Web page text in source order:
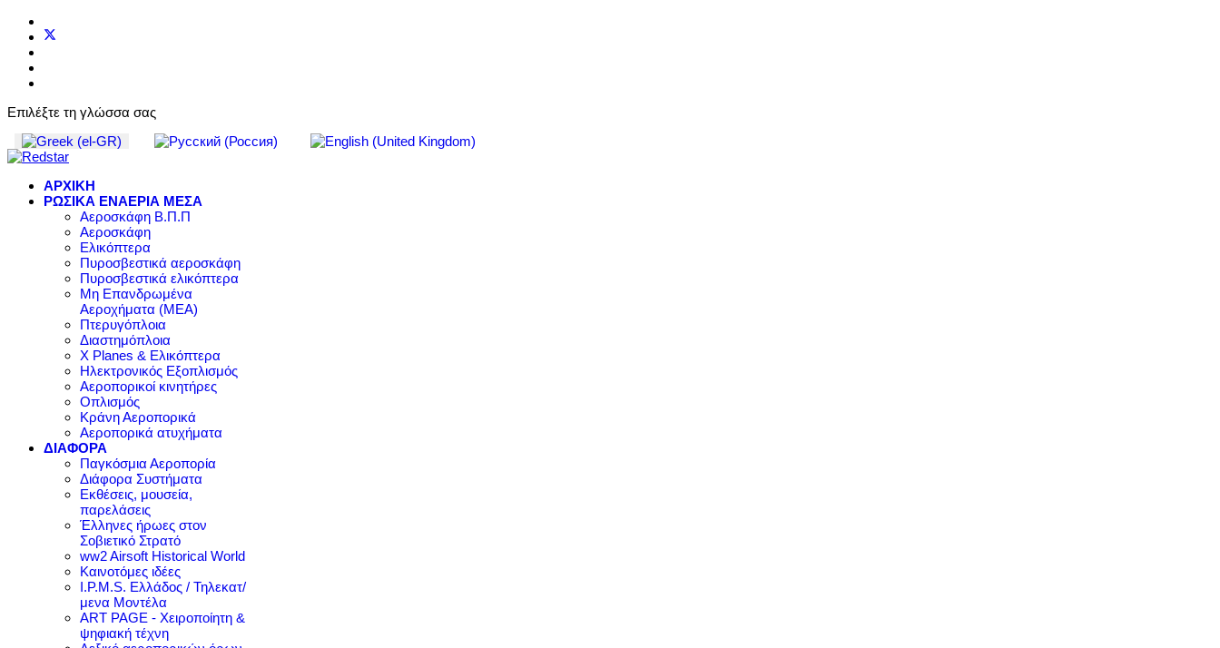
Επιλέξτε τη γλώσσα σας
ΑΡΧΙΚΗ
ΡΩΣΙΚΑ ΕΝΑΕΡΙΑ ΜΕΣΑ
Αεροσκάφη Β.Π.Π
Αεροσκάφη
Ελικόπτερα
Πυροσβεστικά αεροσκάφη
Πυροσβεστικά ελικόπτερα
Μη Επανδρωμένα
Αεροχήματα (ΜΕΑ)
Πτερυγόπλοια
Διαστημόπλοια
X Planes & Ελικόπτερα
Ηλεκτρονικός Εξοπλισμός
Αεροπορικοί κινητήρες
Οπλισμός
Κράνη Αεροπορικά
Αεροπορικά ατυχήματα
ΔΙΑΦΟΡΑ
Παγκόσμια Αεροπορία
Διάφορα Συστήματα
Εκθέσεις, μουσεία,
παρελάσεις
Έλληνες ήρωες στον
Σοβιετικό Στρατό
ww2 Airsoft Historical World
Καινοτόμες ιδέες
I.P.M.S. Ελλάδος / Τηλεκατ/
μενα Μοντέλα
ART PAGE - Χειροποίητη &
ψηφιακή τέχνη